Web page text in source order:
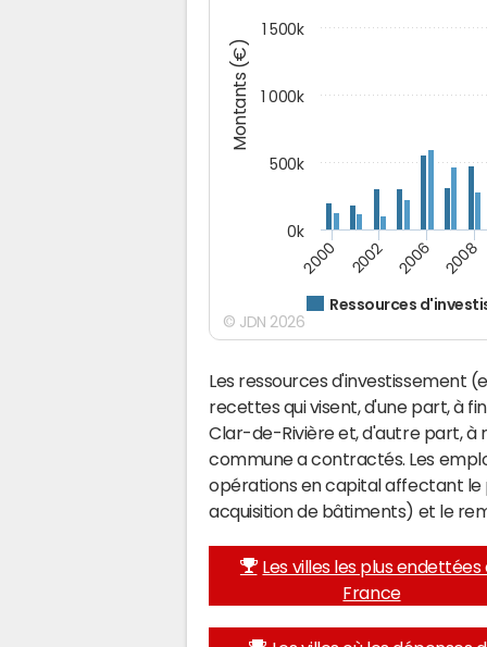
Montants (€)
Ressources
2000 2002 2006 2008
0k
500k
1 000k
1 500k
© JDN 2026
Les ressources d'investissement
recettes qui visent, d'une part, à
Clar-de-Rivière et, d'autre part, à
commune a contractés. Les
opérations en capital affectant
acquisition de bâtiments) et le
Les villes les plus endettées
France